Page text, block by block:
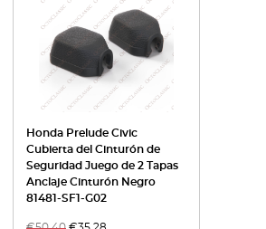
Honda Prelude Civic
Cubierta del Cinturón de
Seguridad Juego de 2 Tapas
Anclaje Cinturón Negro
81481-SF1-G02
€50,40 €35,28